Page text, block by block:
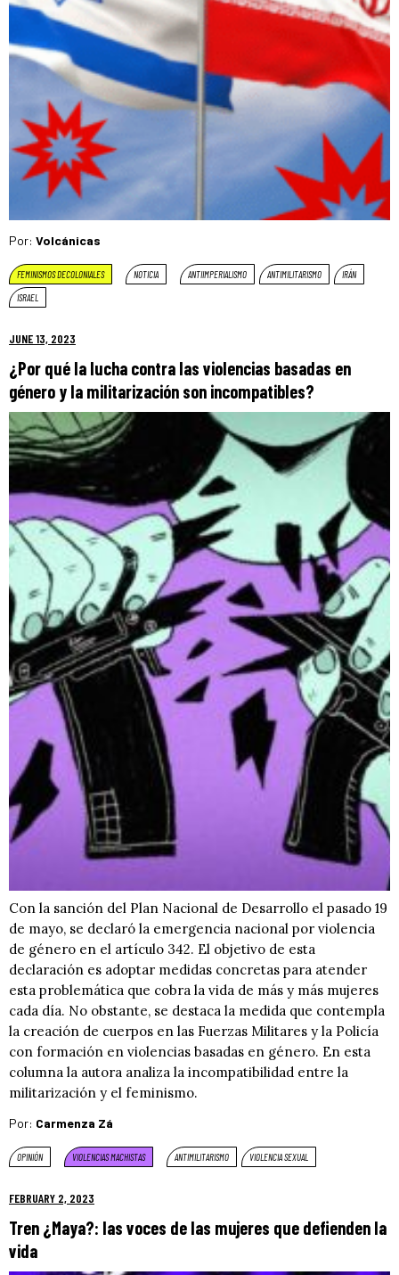
Por: Volcánicas
FEMINISMOS DECOLONIALES NOTICIA ANTIIMPERIALISMO ANTIMILITARISMO
IRÁN
ISRAEL
JUNE 13, 2023
¿Por qué la lucha contra las violencias basadas en
género y la militarización son incompatibles?
Con la sanción del Plan Nacional de Desarrollo el pasado 19
de mayo, se declaró la emergencia nacional por violencia
de género en el artículo 342. El objetivo de esta
declaración es adoptar medidas concretas para atender
esta problemática que cobra la vida de más y más mujeres
cada día. No obstante, se destaca la medida que contempla
la creación de cuerpos en las Fuerzas Militares y la Policía
con formación en violencias basadas en género. En esta
columna la autora analiza la incompatibilidad entre la
militarización y el feminismo.
Por: Carmenza Zá
OPINIÓN VIOLENCIAS MACHISTAS ANTIMILITARISMO VIOLENCIA SEXUAL
FEBRUARY 2, 2023
Tren ¿Maya?: las voces de las mujeres que defienden la
vida